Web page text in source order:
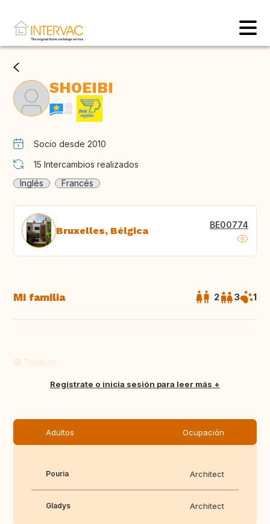
SHOEIBI
Socio desde 2010
15 Intercambios realizados
Inglés
Francés
Bruxelles, Bélgica BE00774
Mi familia 2 3 1
Traducir
Regístrate o inicia sesión para leer más
Adultos Ocupación
Pouria Architect
Gladys Architect